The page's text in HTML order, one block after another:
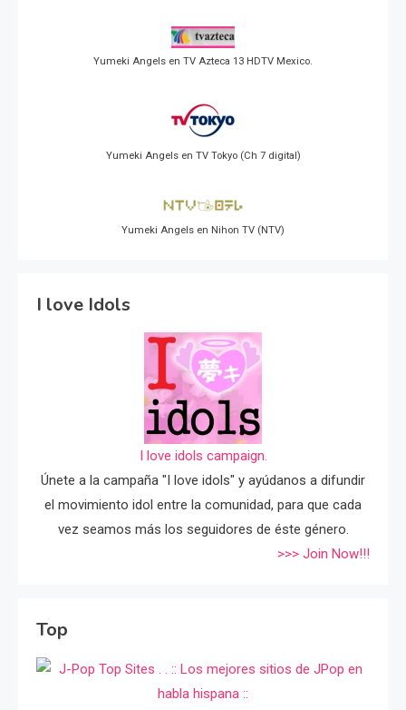
Yumeki Angels en TV Azteca 13 HDTV Mexico.
Yumeki Angels en TV Tokyo (Ch 7 digital)
Yumeki Angels en Nihon TV (NTV)
I love Idols
I love idols campaign.
Únete a la campaña "I love idols" y ayúdanos a difundir
el movimiento idol entre la comunidad, para que cada
vez seamos más los seguidores de éste género.
>>> Join Now!!!
Top